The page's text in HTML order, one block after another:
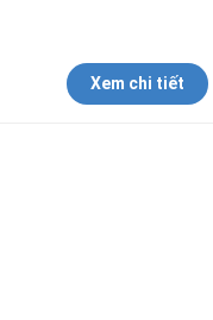
Xem chi tiết